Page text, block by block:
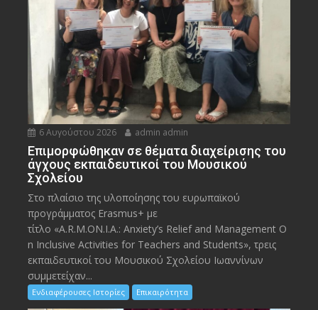
6 Αυγούστου 2026 admin admin
Eπιμορφώθηκαν σε θέματα διαχείρισης του
άγχους εκπαιδευτικοί του Μουσικού
Σχολείου
Στο πλαίσιο της υλοποίησης του ευρωπαϊκού
προγράμματος Erasmus+ με
τίτλο «A.R.M.ON.I.A.: Anxiety’s Relief and Management O
n Inclusive Activities for Teachers and Students», τρεις
εκπαιδευτικοί του Μουσικού Σχολείου Ιωαννίνων
συμμετείχαν...
Ενδιαφέρουσες Ιστορίες Επικαιρότητα